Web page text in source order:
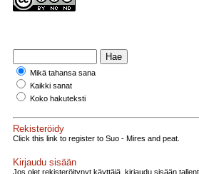
Mikä tahansa sana
Kaikki sanat
Koko hakuteksti
Rekisteröidy
Click this link to register to Suo - Mires and peat.
Kirjaudu sisään
Jos olet rekisteröitynyt käyttäjä, kirjaudu sisään